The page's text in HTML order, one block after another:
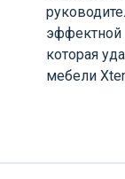
эффектной
которая
мебели